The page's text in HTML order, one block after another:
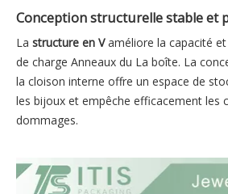
Conception structurelle stable et
La structure en Vaméliore la capacité
de charge Anneaux du La boîte. La
la cloison interne offre un espace de
les bijoux et empêche efficacement les
dommages.